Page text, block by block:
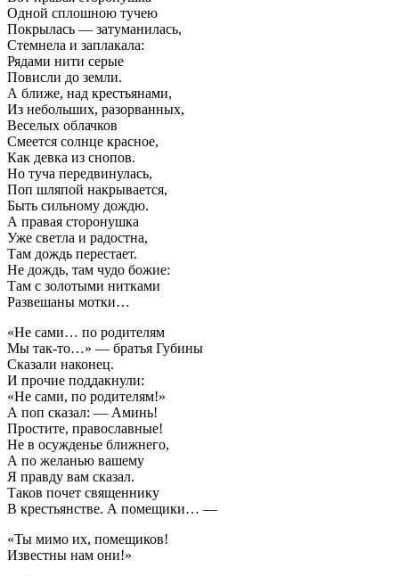
Одной сплошною тучею
Покрылась — затуманилась,
Стемнела и заплакала:
Рядами нити серые
Повисли до земли.
А ближе, над крестьянами,
Из небольших, разорванных,
Веселых облачков
Смеется солнце красное,
Как девка из снопов.
Но туча передвинулась,
Поп шляпой накрывается,
Быть сильному дождю.
А правая сторонушка
Уже светла и радостна,
Там дождь перестает.
Не дождь, там чудо божие:
Там с золотыми нитками
Развешаны мотки…
«Не сами… по родителям
Мы так-то…» — братья Губины
Сказали наконец.
И прочие поддакнули:
«Не сами, по родителям!»
А поп сказал: — Аминь!
Простите, православные!
Не в осужденье ближнего,
А по желанью вашему
Я правду вам сказал.
Таков почет священнику
В крестьянстве. А помещики… —
«Ты мимо их, помещиков!
Известны нам они!»